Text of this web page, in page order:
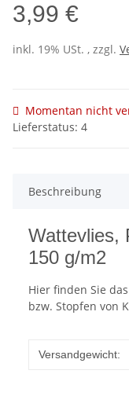
3,99 €
inkl. 19% USt. , zzgl.
Momentan nicht
Lieferstatus: 4
Beschreibung
Wattevlies,
150 g/m2
Hier finden Sie
bzw. Stopfen von
Versandgewicht: